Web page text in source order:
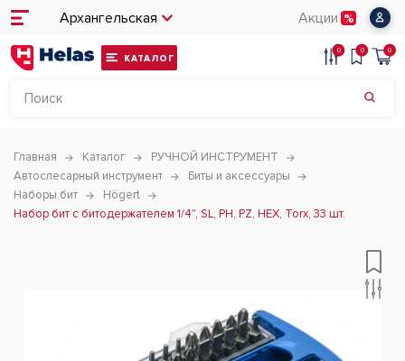
Архангельская Акции
КАТАЛОГ
0 0 0
Главная Каталог
РУЧНОЙ ИНСТРУМЕНТ
Автослесарный инструмент
Биты и аксессуары
Наборы бит
Högert
Набор бит с битодержателем 1/4", SL, PH, PZ, HEX, Torx, 33 шт.